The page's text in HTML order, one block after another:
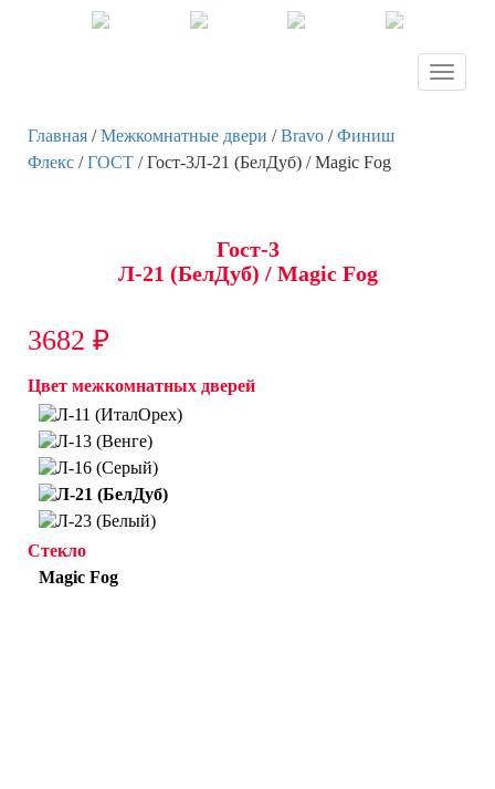
Toggle
Главная /Межкомнатные двери /Bravo /Финиш
Флекс /ГОСТ / Гост-3Л-21 (БелДуб) / Magic Fog
Гост-3
Л-21 (БелДуб) / Magic Fog
3682 ₽
Цвет межкомнатных дверей
Стекло
Magic Fog